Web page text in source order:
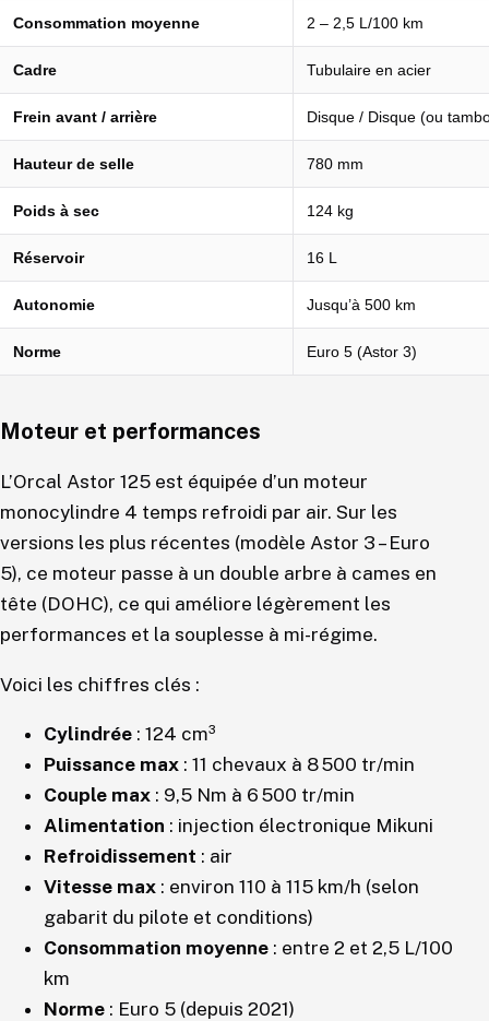
Consommation moyenne 2 – 2,5 L/100 km
Cadre Tubulaire en acier
Frein avant / arrière Disque / Disque (ou
Hauteur de selle 780 mm
Poids à sec 124 kg
Réservoir 16 L
Autonomie Jusqu’à 500 km
Norme Euro 5 (Astor 3)
Moteur et performances
L’Orcal Astor 125 est équipée d’un moteur
monocylindre 4 temps refroidi par air. Sur les
versions les plus récentes (modèle Astor 3 – Euro
5), ce moteur passe à un double arbre à cames en
tête (DOHC), ce qui améliore légèrement les
performances et la souplesse à mi-régime.
Voici les chiffres clés :
Cylindrée : 124 cm³
Puissance max : 11 chevaux à 8 500 tr/min
Couple max : 9,5 Nm à 6 500 tr/min
Alimentation : injection électronique Mikuni
Refroidissement : air
Vitesse max : environ 110 à 115 km/h (selon
gabarit du pilote et conditions)
Consommation moyenne : entre 2 et 2,5 L/100
km
Norme : Euro 5 (depuis 2021)